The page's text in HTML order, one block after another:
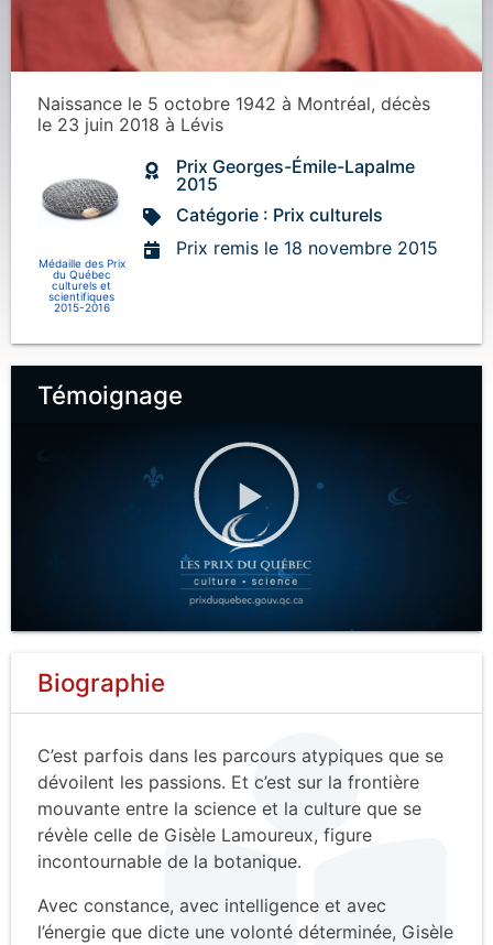
Naissance le 5 octobre 1942 à Montréal, décès
le 23 juin 2018 à Lévis
Médaille des Prix
du Québec
culturels et
scientifiques
2015-2016
Prix Georges-Émile-Lapalme
2015
Catégorie : Prix culturels
Prix remis le 18 novembre 2015
Témoignage
Biographie
C’est parfois dans les parcours atypiques que se
dévoilent les passions. Et c’est sur la frontière
mouvante entre la science et la culture que se
révèle celle de Gisèle Lamoureux, figure
incontournable de la botanique.
Avec constance, avec intelligence et avec
l’énergie que dicte une volonté déterminée, Gisèle